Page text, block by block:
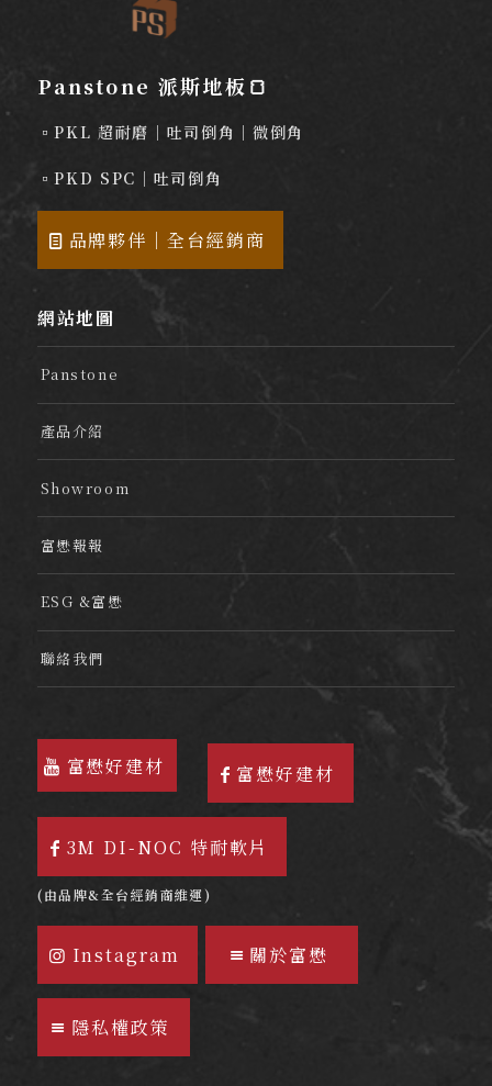
Panstone 派斯地板🍞
▫️PKL 超耐磨｜吐司倒角｜微倒角
▫️PKD SPC｜吐司倒角
品牌夥伴｜全台經銷商
網站地圖
Panstone
產品介紹
Showroom
富懋報報
ESG &富懋
聯絡我們
富懋好建材 富懋好建材
3M DI-NOC 特耐軟片
(由品牌&全台經銷商維運)
Instagram 關於富懋
隱私權政策